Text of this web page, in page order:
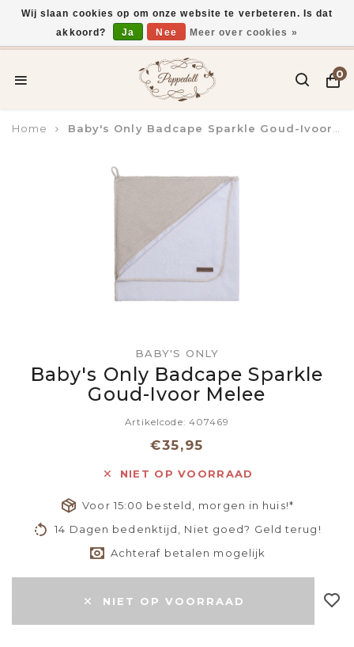
Voor 15:00 uur besteld, vandaag verzonden*
0
Home Baby's Only Badcape Sparkle Goud-Ivoor Melee
BABY'S ONLY
Baby's Only Badcape Sparkle
Goud-Ivoor Melee
Artikelcode: 407469
€35,95
NIET OP VOORRAAD
Voor 15:00 besteld, morgen in huis!*
14 Dagen bedenktijd, Niet goed? Geld terug!
Achteraf betalen mogelijk
NIET OP VOORRAAD
Wij slaan cookies op om onze website te verbeteren. Is dat
akkoord?
Ja Nee Meer over cookies »